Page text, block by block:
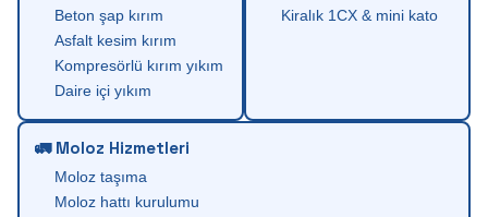
Beton şap kırım
Asfalt kesim kırım
Kompresörlü kırım yıkım
Daire içi yıkım
Kiralık 1CX & mini kato
🚛 Moloz Hizmetleri
Moloz taşıma
Moloz hattı kurulumu